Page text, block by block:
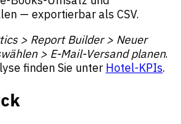
— exportierbar als CSV.
> Report Builder > Neuer
> E-Mail-Versand planen.
finden Sie unter Hotel-KPIs.